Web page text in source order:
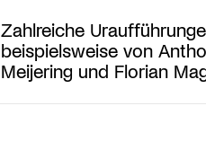
Zahlreiche
beispielsweise von
Meijering und Florian